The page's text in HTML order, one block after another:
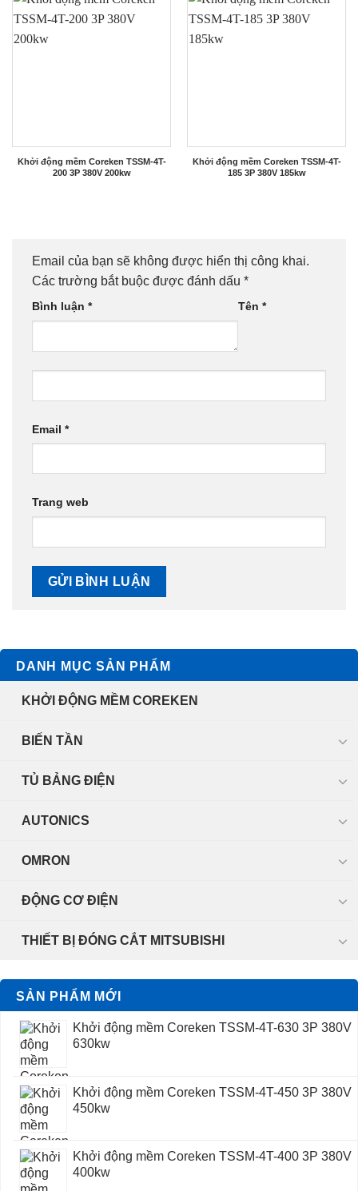
Khởi động mềm Coreken TSSM-4T-
200 3P 380V 200kw
Khởi động mềm Coreken TSSM-4T-
185 3P 380V 185kw
Email của bạn sẽ không được hiển thị công khai.
Các trường bắt buộc được đánh dấu *
Bình luận * Tên *
Email *
Trang web
DANH MỤC SẢN PHẨM
KHỞI ĐỘNG MỀM COREKEN
BIẾN TẦN
TỦ BẢNG ĐIỆN
AUTONICS
OMRON
ĐỘNG CƠ ĐIỆN
THIẾT BỊ ĐÓNG CẮT MITSUBISHI
SẢN PHẨM MỚI
Khởi động mềm Coreken TSSM-4T-630 3P 380V
630kw
Khởi động mềm Coreken TSSM-4T-450 3P 380V
450kw
Khởi động mềm Coreken TSSM-4T-400 3P 380V
400kw